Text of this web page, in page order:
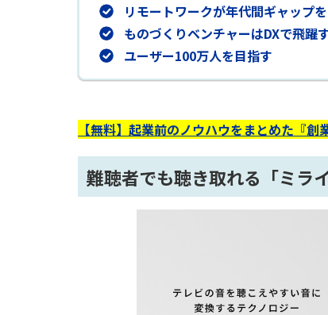
リモートワークが年代間ギャップ
ものづくりベンチャーはDXで飛躍
ユーザー100万人を目指す
【無料】起業前のノウハウをまとめた『創
難聴者でも聴き取れる「ミラ